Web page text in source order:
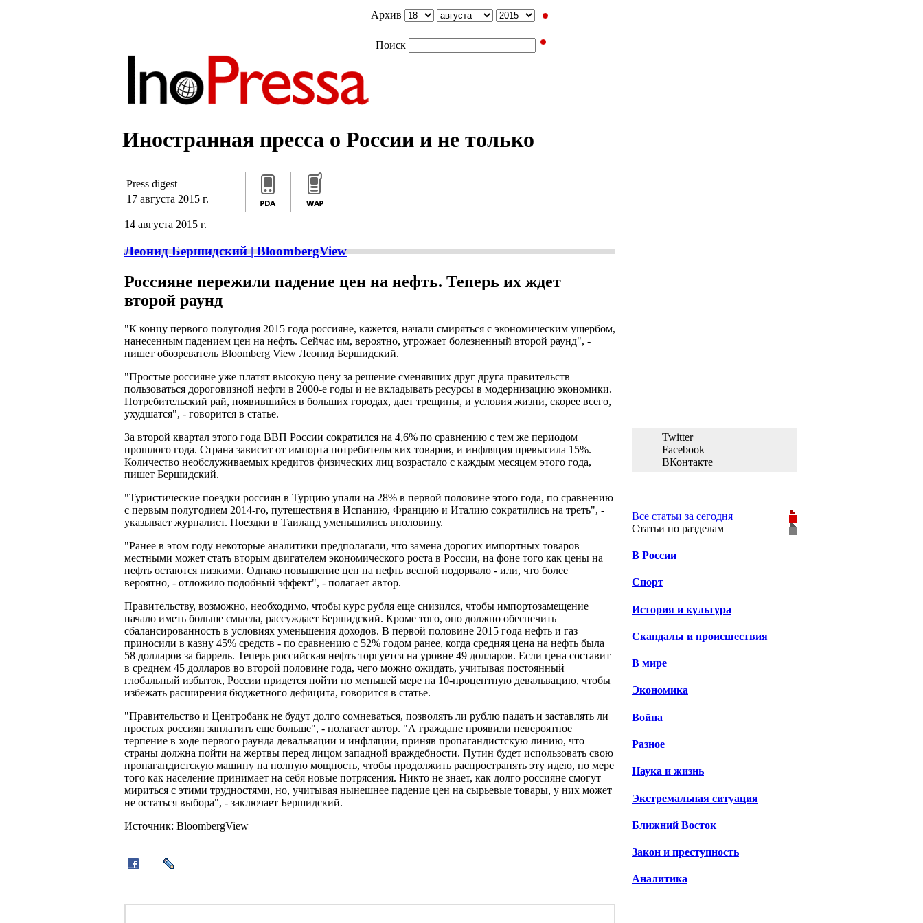
Архив
Поиск
Иностранная пресса о России и не только
Press digest
17 августа 2015 г.
14 августа 2015 г.
Леонид Бершидский | BloombergView
Россияне пережили падение цен на нефть. Теперь их ждет
второй раунд
"К концу первого полугодия 2015 года россияне, кажется, начали смиряться с экономическим ущербом,
нанесенным падением цен на нефть. Сейчас им, вероятно, угрожает болезненный второй раунд", -
пишет обозреватель Bloomberg View Леонид Бершидский.
"Простые россияне уже платят высокую цену за решение сменявших друг друга правительств
пользоваться дороговизной нефти в 2000-е годы и не вкладывать ресурсы в модернизацию экономики.
Потребительский рай, появившийся в больших городах, дает трещины, и условия жизни, скорее всего,
ухудшатся", - говорится в статье.
За второй квартал этого года ВВП России сократился на 4,6% по сравнению с тем же периодом
прошлого года. Страна зависит от импорта потребительских товаров, и инфляция превысила 15%.
Количество необслуживаемых кредитов физических лиц возрастало с каждым месяцем этого года,
пишет Бершидский.
"Туристические поездки россиян в Турцию упали на 28% в первой половине этого года, по сравнению
с первым полугодием 2014-го, путешествия в Испанию, Францию и Италию сократились на треть", -
указывает журналист. Поездки в Таиланд уменьшились вполовину.
"Ранее в этом году некоторые аналитики предполагали, что замена дорогих импортных товаров
местными может стать вторым двигателем экономического роста в России, на фоне того как цены на
нефть остаются низкими. Однако повышение цен на нефть весной подорвало - или, что более
вероятно, - отложило подобный эффект", - полагает автор.
Правительству, возможно, необходимо, чтобы курс рубля еще снизился, чтобы импортозамещение
начало иметь больше смысла, рассуждает Бершидский. Кроме того, оно должно обеспечить
сбалансированность в условиях уменьшения доходов. В первой половине 2015 года нефть и газ
приносили в казну 45% средств - по сравнению с 52% годом ранее, когда средняя цена на нефть была
58 долларов за баррель. Теперь российская нефть торгуется на уровне 49 долларов. Если цена составит
в среднем 45 долларов во второй половине года, чего можно ожидать, учитывая постоянный
глобальный избыток, России придется пойти по меньшей мере на 10-процентную девальвацию, чтобы
избежать расширения бюджетного дефицита, говорится в статье.
"Правительство и Центробанк не будут долго сомневаться, позволять ли рублю падать и заставлять ли
простых россиян заплатить еще больше", - полагает автор. "А граждане проявили невероятное
терпение в ходе первого раунда девальвации и инфляции, приняв пропагандистскую линию, что
страны должна пойти на жертвы перед лицом западной враждебности. Путин будет использовать свою
пропагандистскую машину на полную мощность, чтобы продолжить распространять эту идею, по мере
того как население принимает на себя новые потрясения. Никто не знает, как долго россияне смогут
мириться с этими трудностями, но, учитывая нынешнее падение цен на сырьевые товары, у них может
не остаться выбора", - заключает Бершидский.
Источник: BloombergView
Twitter
Facebook
ВКонтакте
Все статьи за сегодня
Статьи по разделам
В России
Спорт
История и культура
Скандалы и происшествия
В мире
Экономика
Война
Разное
Наука и жизнь
Экстремальная ситуация
Ближний Восток
Закон и преступность
Аналитика